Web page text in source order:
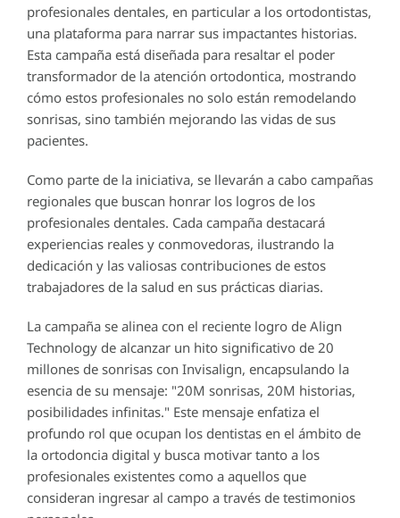
profesionales dentales, en particular a los ortodontistas,
una plataforma para narrar sus impactantes historias.
Esta campaña está diseñada para resaltar el poder
transformador de la atención ortodontica, mostrando
cómo estos profesionales no solo están remodelando
sonrisas, sino también mejorando las vidas de sus
pacientes.
Como parte de la iniciativa, se llevarán a cabo campañas
regionales que buscan honrar los logros de los
profesionales dentales. Cada campaña destacará
experiencias reales y conmovedoras, ilustrando la
dedicación y las valiosas contribuciones de estos
trabajadores de la salud en sus prácticas diarias.
La campaña se alinea con el reciente logro de Align
Technology de alcanzar un hito significativo de 20
millones de sonrisas con Invisalign, encapsulando la
esencia de su mensaje: "20M sonrisas, 20M historias,
posibilidades infinitas." Este mensaje enfatiza el
profundo rol que ocupan los dentistas en el ámbito de
la ortodoncia digital y busca motivar tanto a los
profesionales existentes como a aquellos que
consideran ingresar al campo a través de testimonios